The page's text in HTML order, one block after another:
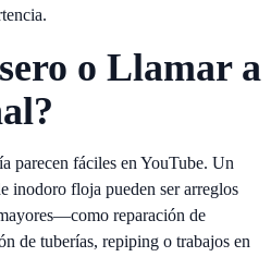
o Llamar a
parecen fáciles en YouTube. Un
inodoro floja pueden ser arreglos
reparación de
de tuberías, repiping o trabajos en